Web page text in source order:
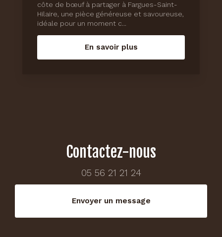
côte de bœuf à partager à Fargues-Saint-
Hilaire, une pièce généreuse et savoureuse,
idéale pour un moment c...
En savoir plus
Contactez-nous
05 56 21 21 24
Envoyer un message